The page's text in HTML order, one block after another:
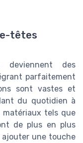
têtes
deviennent des
parfaitement
sont vastes et
du quotidien à
matériaux tels que
de plus en plus
ajouter une touche